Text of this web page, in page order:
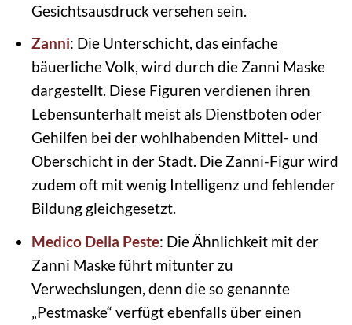
Gesichtsausdruck versehen sein.
Zanni: Die Unterschicht, das einfache
bäuerliche Volk, wird durch die Zanni Maske
dargestellt. Diese Figuren verdienen ihren
Lebensunterhalt meist als Dienstboten oder
Gehilfen bei der wohlhabenden Mittel- und
Oberschicht in der Stadt. Die Zanni-Figur wird
zudem oft mit wenig Intelligenz und fehlender
Bildung gleichgesetzt.
Medico Della Peste: Die Ähnlichkeit mit der
Zanni Maske führt mitunter zu
Verwechslungen, denn die so genannte
„Pestmaske“ verfügt ebenfalls über einen